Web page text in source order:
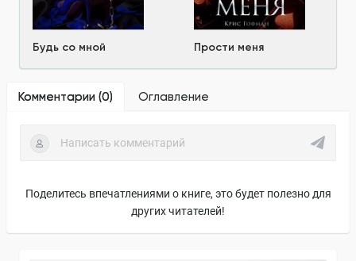
Будь со мной Прости меня
Комментарии (0) Оглавление
Поделитесь впечатлениями о книге, это будет полезно для
других читателей!